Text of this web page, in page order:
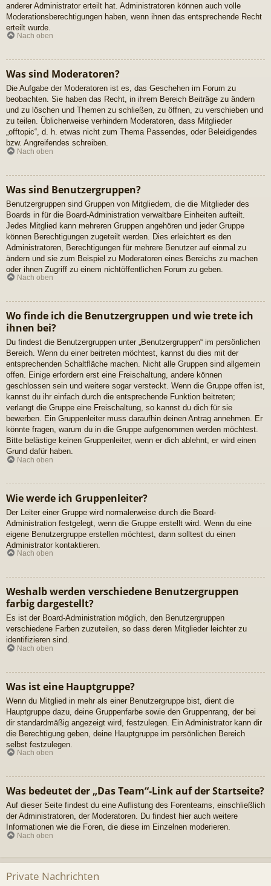
anderer Administrator erteilt hat. Administratoren können auch volle
Moderationsberechtigungen haben, wenn ihnen das entsprechende Recht
erteilt wurde.
Nach oben
Was sind Moderatoren?
Die Aufgabe der Moderatoren ist es, das Geschehen im Forum zu
beobachten. Sie haben das Recht, in ihrem Bereich Beiträge zu ändern
und zu löschen und Themen zu schließen, zu öffnen, zu verschieben und
zu teilen. Üblicherweise verhindern Moderatoren, dass Mitglieder
„offtopic“, d. h. etwas nicht zum Thema Passendes, oder Beleidigendes
bzw. Angreifendes schreiben.
Nach oben
Was sind Benutzergruppen?
Benutzergruppen sind Gruppen von Mitgliedern, die die Mitglieder des
Boards in für die Board-Administration verwaltbare Einheiten aufteilt.
Jedes Mitglied kann mehreren Gruppen angehören und jeder Gruppe
können Berechtigungen zugeteilt werden. Dies erleichtert es den
Administratoren, Berechtigungen für mehrere Benutzer auf einmal zu
ändern und sie zum Beispiel zu Moderatoren eines Bereichs zu machen
oder ihnen Zugriff zu einem nichtöffentlichen Forum zu geben.
Nach oben
Wo finde ich die Benutzergruppen und wie trete ich
ihnen bei?
Du findest die Benutzergruppen unter „Benutzergruppen“ im persönlichen
Bereich. Wenn du einer beitreten möchtest, kannst du dies mit der
entsprechenden Schaltfläche machen. Nicht alle Gruppen sind allgemein
offen. Einige erfordern erst eine Freischaltung, andere können
geschlossen sein und weitere sogar versteckt. Wenn die Gruppe offen ist,
kannst du ihr einfach durch die entsprechende Funktion beitreten;
verlangt die Gruppe eine Freischaltung, so kannst du dich für sie
bewerben. Ein Gruppenleiter muss daraufhin deinen Antrag annehmen. Er
könnte fragen, warum du in die Gruppe aufgenommen werden möchtest.
Bitte belästige keinen Gruppenleiter, wenn er dich ablehnt, er wird einen
Grund dafür haben.
Nach oben
Wie werde ich Gruppenleiter?
Der Leiter einer Gruppe wird normalerweise durch die Board-
Administration festgelegt, wenn die Gruppe erstellt wird. Wenn du eine
eigene Benutzergruppe erstellen möchtest, dann solltest du einen
Administrator kontaktieren.
Nach oben
Weshalb werden verschiedene Benutzergruppen
farbig dargestellt?
Es ist der Board-Administration möglich, den Benutzergruppen
verschiedene Farben zuzuteilen, so dass deren Mitglieder leichter zu
identifizieren sind.
Nach oben
Was ist eine Hauptgruppe?
Wenn du Mitglied in mehr als einer Benutzergruppe bist, dient die
Hauptgruppe dazu, deine Gruppenfarbe sowie den Gruppenrang, der bei
dir standardmäßig angezeigt wird, festzulegen. Ein Administrator kann dir
die Berechtigung geben, deine Hauptgruppe im persönlichen Bereich
selbst festzulegen.
Nach oben
Was bedeutet der „Das Team“-Link auf der Startseite?
Auf dieser Seite findest du eine Auflistung des Forenteams, einschließlich
der Administratoren, der Moderatoren. Du findest hier auch weitere
Informationen wie die Foren, die diese im Einzelnen moderieren.
Nach oben
Private Nachrichten